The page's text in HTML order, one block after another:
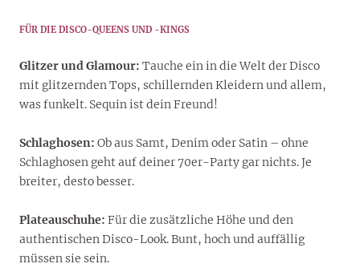
FÜR DIE DISCO-QUEENS UND -KINGS
Glitzer und Glamour: Tauche ein in die Welt der Disco
mit glitzernden Tops, schillernden Kleidern und allem,
was funkelt. Sequin ist dein Freund!
Schlaghosen: Ob aus Samt, Denim oder Satin – ohne
Schlaghosen geht auf deiner 70er-Party gar nichts. Je
breiter, desto besser.
Plateauschuhe: Für die zusätzliche Höhe und den
authentischen Disco-Look. Bunt, hoch und auffällig
müssen sie sein.